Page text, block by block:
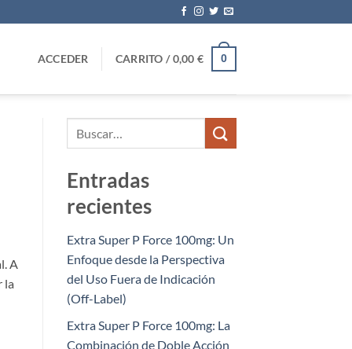
ACCEDER CARRITO /0,00€ 0
A
la
Entradas
recientes
Extra Super P Force 100mg: Un
Enfoque desde la Perspectiva
del Uso Fuera de Indicación
(Off-Label)
Extra Super P Force 100mg: La
Combinación de Doble Acción